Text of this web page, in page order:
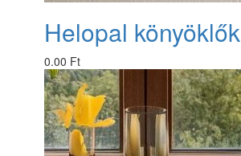
Helopal könyöklők
0.00 Ft